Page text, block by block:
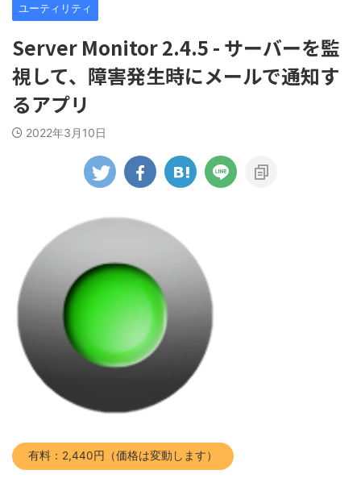
ユーティリティ
Server Monitor 2.4.5 - サーバーを監
視して、障害発生時にメールで通知す
るアプリ
2022年3月10日
有料：2,440円（価格は変動します）